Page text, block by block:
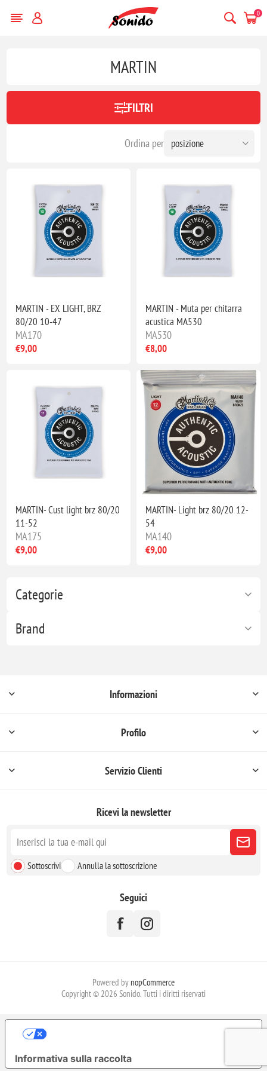
0
Categorie
Brand
MARTIN
FILTRI
Ordina per
MARTIN - EX LIGHT, BRZ
80/20 10-47
MA170
€9,00
MARTIN - Muta per chitarra
acustica MA530
MA530
€8,00
MARTIN- Cust light brz 80/20
11-52
MA175
€9,00
MARTIN- Light brz 80/20 12-
54
MA140
€9,00
Informazioni
Profilo
Servizio Clienti
Ricevi la newsletter
Sottoscrivi Annulla la sottoscrizione
Seguici
Powered by nopCommerce
Copyright © 2026 Sonido. Tutti i diritti riservati
Informativa sulla raccolta
LE TUE PREFERENZE RELATIVE ALLA